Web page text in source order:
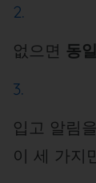
없으면 동
입고 알림을
이 세 가지